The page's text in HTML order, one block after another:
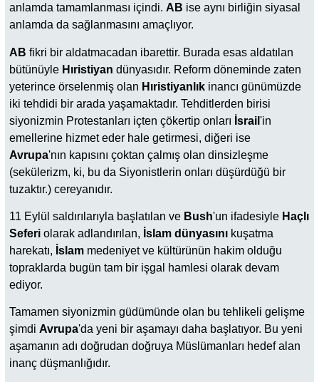
anlamda tamamlanması içindi. AB ise aynı birliğin siyasal
anlamda da sağlanmasını amaçlıyor.
AB fikri bir aldatmacadan ibarettir. Burada esas aldatılan
bütünüyle Hıristiyan dünyasıdır. Reform döneminde zaten
yeterince örselenmiş olan Hıristiyanlık inancı günümüzde
iki tehdidi bir arada yaşamaktadır. Tehditlerden birisi
siyonizmin Protestanları içten çökertip onları İsrail 'in
emellerine hizmet eder hale getirmesi, diğeri ise
Avrupa'nın kapısını çoktan çalmış olan dinsizleşme
(sekülerizm, ki, bu da Siyonistlerin onları düşürdüğü bir
tuzaktır.) cereyanıdır.
11 Eylül saldırılarıyla başlatılan ve Bush'un ifadesiyle Haçlı
Seferi olarak adlandırılan, İslam dünyasını kuşatma
harekatı, İslam medeniyet ve kültürünün hakim olduğu
topraklarda bugün tam bir işgal hamlesi olarak devam
ediyor.
Tamamen siyonizmin güdümünde olan bu tehlikeli gelişme
şimdi Avrupa'da yeni bir aşamayı daha başlatıyor. Bu yeni
aşamanın adı doğrudan doğruya Müslümanları hedef alan
inanç düşmanlığıdır.